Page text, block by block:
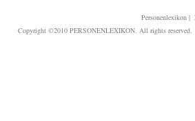
Personenlexikon|
Copyright ©2010 PERSONENLEXIKON. All rights